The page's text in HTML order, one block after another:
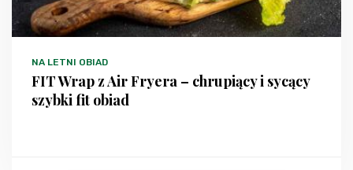
NA LETNI OBIAD
FIT Wrap z Air Fryera – chrupiący i sycący
szybki fit obiad